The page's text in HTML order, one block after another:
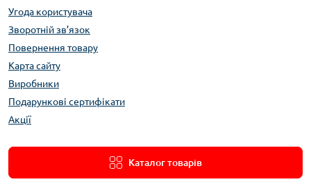
Угода користувача
Зворотній зв’язок
Повернення товару
Карта сайту
Виробники
Подарункові сертифікати
Акції
Каталог товарів